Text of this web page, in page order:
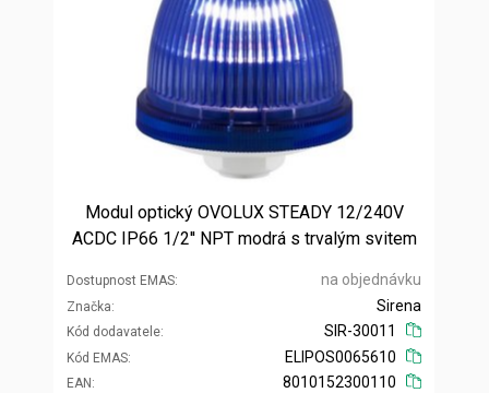
Modul optický OVOLUX STEADY 12/240V
ACDC IP66 1/2'' NPT modrá s trvalým svitem
Dostupnost EMAS na objednávku
Značka
Kód dodavatele
Sirena
SIR-30011
Kód EMAS
EAN
ELIPOS0065610
8010152300110